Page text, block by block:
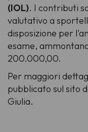
(IOL). I contributi
valutativo a
disposizione per
esame,
200.000,00.
Per maggiori
pubblicato sul sito
Giulia.